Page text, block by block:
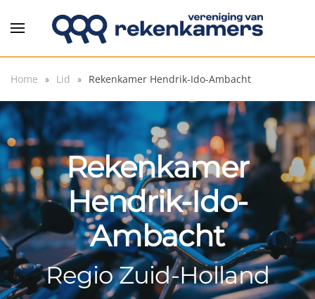
Overslaan en naar de inhoud gaan
Home Lid Rekenkamer Hendrik-Ido-Ambacht
Rekenkamer
Hendrik-Ido-
Ambacht
Regio Zuid-Holland